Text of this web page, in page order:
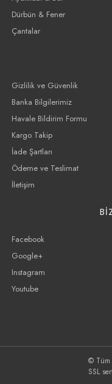
Dürbün & Fener
Çantalar
Gizlilik ve Güvenlik
Banka Bilgilerimiz
Havale Bildirim Formu
Kargo Takip
İade Şartları
Ödeme ve Teslimat
İletişim
Facebook
Google+
Instagram
Youtube
© Tüm
SSL